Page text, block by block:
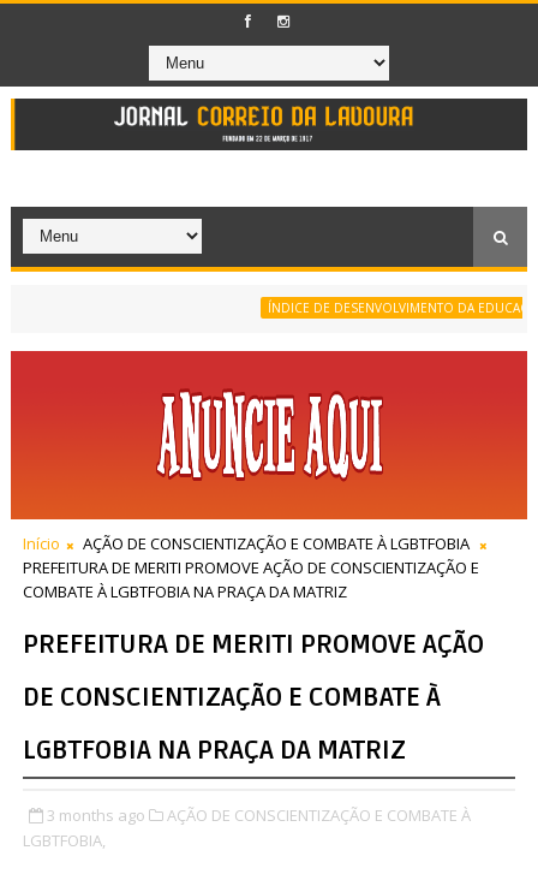
ÍNDICE DE DESENVOLVIMENTO DA EDUCAÇÃO
Início
AÇÃO DE CONSCIENTIZAÇÃO E COMBATE À LGBTFOBIA
PREFEITURA DE MERITI PROMOVE AÇÃO DE CONSCIENTIZAÇÃO E
COMBATE À LGBTFOBIA NA PRAÇA DA MATRIZ
PREFEITURA DE MERITI PROMOVE AÇÃO
DE CONSCIENTIZAÇÃO E COMBATE À
LGBTFOBIA NA PRAÇA DA MATRIZ
3 months ago
AÇÃO DE CONSCIENTIZAÇÃO E COMBATE À
LGBTFOBIA,